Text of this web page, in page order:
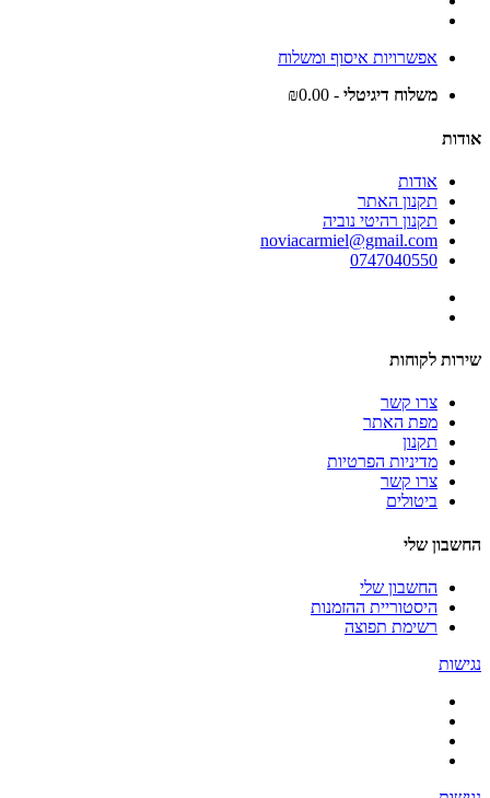
אפשרויות איסוף ומשלוח
משלוח דיגיטלי - ₪0.00
אודות
אודות
תקנון האתר
תקנון רהיטי נוביה
noviacarmiel@gmail.com
0747040550
שירות לקוחות
צרו קשר
מפת האתר
תקנון
מדיניות הפרטיות
צרו קשר
ביטולים
החשבון שלי
החשבון שלי
היסטוריית ההזמנות
רשימת תפוצה
נגישות